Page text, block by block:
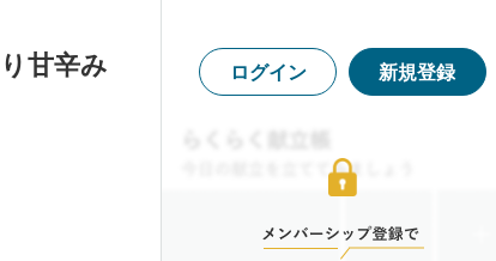
甘辛み
ログイン 新規登録